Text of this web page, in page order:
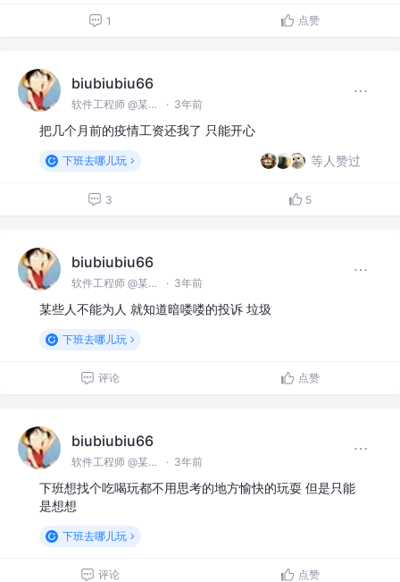
1 点赞
biubiubiu66
软件工程师 @某某公司 · 3年前
把几个月前的疫情工资还我了 只能开心
下班去哪儿玩 等人赞过
3 5
biubiubiu66
软件工程师 @某某公司 · 3年前
某些人不能为人 就知道暗喽喽的投诉 垃圾
下班去哪儿玩
评论 点赞
biubiubiu66
软件工程师 @某某公司 · 3年前
下班想找个吃喝玩都不用思考的地方愉快的玩耍 但是只能
是想想
下班去哪儿玩
评论 点赞